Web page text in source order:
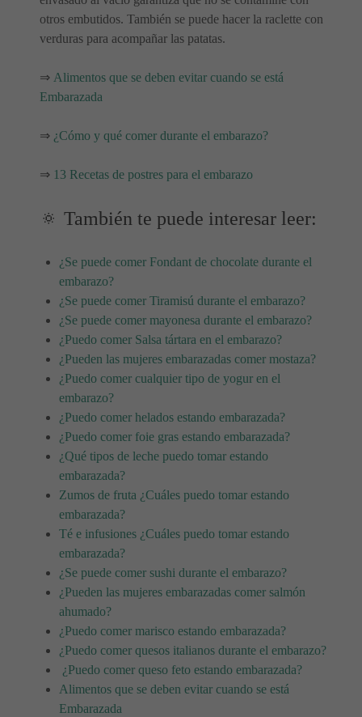
otros embutidos. También se puede hacer la raclette con
verduras para acompañar las patatas.
⇒ Alimentos que se deben evitar cuando se está
Embarazada
⇒ ¿Cómo y qué comer durante el embarazo?
⇒ 13 Recetas de postres para el embarazo
🔅 También te puede interesar leer:
¿Se puede comer Fondant de chocolate durante el
embarazo?
¿Se puede comer Tiramisú durante el embarazo?
¿Se puede comer mayonesa durante el embarazo?
¿Puedo comer Salsa tártara en el embarazo?
¿Pueden las mujeres embarazadas comer mostaza?
¿Puedo comer cualquier tipo de yogur en el
embarazo?
¿Puedo comer helados estando embarazada?
¿Puedo comer foie gras estando embarazada?
¿Qué tipos de leche puedo tomar estando
embarazada?
Zumos de fruta ¿Cuáles puedo tomar estando
embarazada?
Té e infusiones ¿Cuáles puedo tomar estando
embarazada?
¿Se puede comer sushi durante el embarazo?
¿Pueden las mujeres embarazadas comer salmón
ahumado?
¿Puedo comer marisco estando embarazada?
¿Puedo comer quesos italianos durante el embarazo?
¿Puedo comer queso feto estando embarazada?
Alimentos que se deben evitar cuando se está
Embarazada